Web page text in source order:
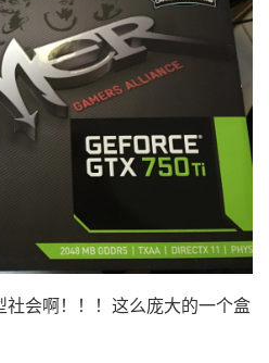
会啊！！！这么庞大的一个盒